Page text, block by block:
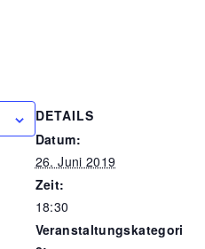
DETAILS
Datum:
26. Juni 2019
Zeit:
18:30
Veranstaltungskategori